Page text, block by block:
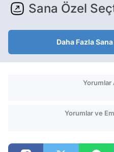
Sana Özel
Daha Fazla
Yorumlar
Yorumlar ve